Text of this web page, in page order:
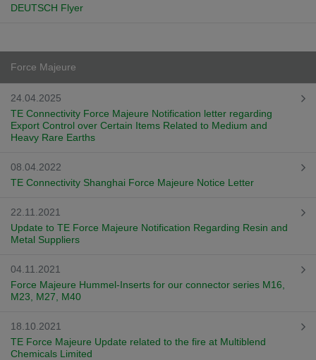
DEUTSCH Flyer
Force Majeure
24.04.2025
TE Connectivity Force Majeure Notification letter regarding
Export Control over Certain Items Related to Medium and
Heavy Rare Earths
08.04.2022
TE Connectivity Shanghai Force Majeure Notice Letter
22.11.2021
Update to TE Force Majeure Notification Regarding Resin and
Metal Suppliers
04.11.2021
Force Majeure Hummel-Inserts for our connector series M16,
M23, M27, M40
18.10.2021
TE Force Majeure Update related to the fire at Multiblend
Chemicals Limited